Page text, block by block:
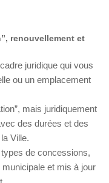
renouvellement et
juridique qui vous
ou un emplacement
mais juridiquement
des durées et des
Ville.
de concessions,
et mis à jour